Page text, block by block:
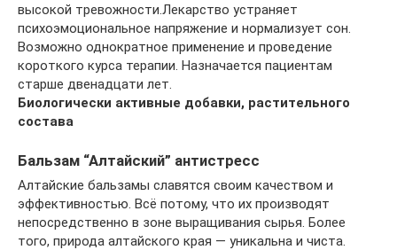
высокой тревожности.Лекарство устраняет
психоэмоциональное напряжение и нормализует сон.
Возможно однократное применение и проведение
короткого курса терапии. Назначается пациентам
старше двенадцати лет.
Биологически активные добавки, растительного
состава
Бальзам “Алтайский” антистресс
Алтайские бальзамы славятся своим качеством и
эффективностью. Всё потому, что их производят
непосредственно в зоне выращивания сырья. Более
того, природа алтайского края — уникальна и чиста.